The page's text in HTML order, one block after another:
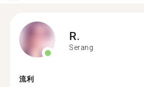
R.
Serang
流利